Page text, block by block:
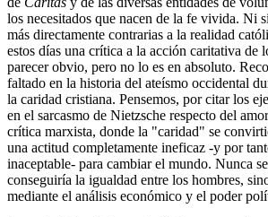
los necesitados que nacen de la fe vivida. Ni
más directamente contrarias a la realidad
estos días una crítica a la acción caritativa de
parecer obvio, pero no lo es en absoluto.
faltado en la historia del ateísmo occidental
la caridad cristiana. Pensemos, por citar los
en el sarcasmo de Nietzsche respecto del
crítica marxista, donde la "caridad" se
una actitud completamente ineficaz -y por
inaceptable- para cambiar el mundo. Nunca
conseguiría la igualdad entre los hombres,
mediante el análisis económico y el poder